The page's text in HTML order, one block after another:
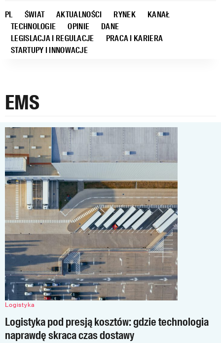
PL ŚWIAT AKTUALNOŚCI RYNEK
KANAŁ
TECHNOLOGIE
OPINIE
DANE
LEGISLACJA I REGULACJE
PRACA I KARIERA
STARTUPY I INNOWACJE
EMS
Logistyka
Logistyka pod presją kosztów: gdzie technologia
naprawdę skraca czas dostawy